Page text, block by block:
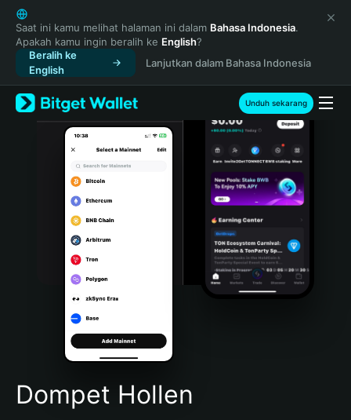
English
日本語
Tiếng Việt
Русский
Español (Latinoamérica)
Türkçe
Italiano
Português (Portugal)
Bahasa Indonesia
Português (Brasil)
Español (Argentina)
Saat ini kamu melihat halaman ini dalam Bahasa Indonesia.
Apakah kamu ingin beralih ke English?
Beralih ke
English
Lanjutkan dalam Bahasa Indonesia
Unduh sekarang
Dompet Hollen